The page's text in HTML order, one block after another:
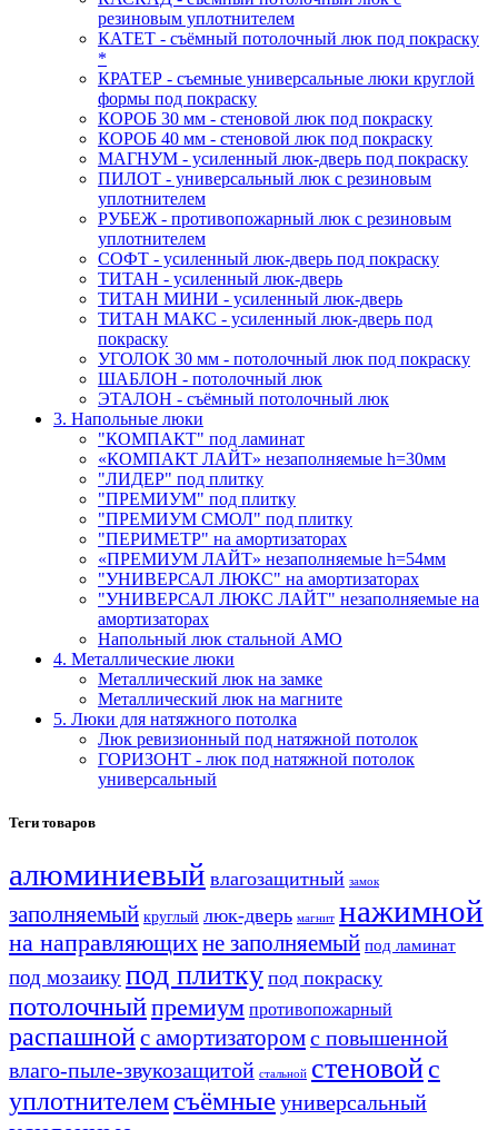
резиновым уплотнителем
КАТЕТ - съёмный потолочный люк под покраску
*
КРАТЕР - съемные универсальные люки круглой
формы под покраску
КОРОБ 30 мм - стеновой люк под покраску
КОРОБ 40 мм - стеновой люк под покраску
МАГНУМ - усиленный люк-дверь под покраску
ПИЛОТ - универсальный люк с резиновым
уплотнителем
РУБЕЖ - противопожарный люк с резиновым
уплотнителем
СОФТ - усиленный люк-дверь под покраску
ТИТАН - усиленный люк-дверь
ТИТАН МИНИ - усиленный люк-дверь
ТИТАН МАКС - усиленный люк-дверь под
покраску
УГОЛОК 30 мм - потолочный люк под покраску
ШАБЛОН - потолочный люк
ЭТАЛОН - съёмный потолочный люк
3. Напольные люки
"КОМПАКТ" под ламинат
«КОМПАКТ ЛАЙТ» незаполняемые h=30мм
"ЛИДЕР" под плитку
"ПРЕМИУМ" под плитку
"ПРЕМИУМ СМОЛ" под плитку
"ПЕРИМЕТР" на амортизаторах
«ПРЕМИУМ ЛАЙТ» незаполняемые h=54мм
"УНИВЕРСАЛ ЛЮКС" на амортизаторах
"УНИВЕРСАЛ ЛЮКС ЛАЙТ" незаполняемые на
амортизаторах
Напольный люк стальной АМО
4. Металлические люки
Металлический люк на замке
Металлический люк на магните
5. Люки для натяжного потолка
Люк ревизионный под натяжной потолок
ГОРИЗОНТ - люк под натяжной потолок
универсальный
Теги товаров
алюминиевый влагозащитный замок
заполняемый круглый люк-дверь магнит нажимной
на направляющихне заполняемый под ламинат
под мозаикупод плитку под покраску
потолочныйпремиум противопожарный
распашнойс амортизаторомс повышенной
влаго-пыле-звукозащитой стальной стеновойс
уплотнителемсъёмныеуниверсальный